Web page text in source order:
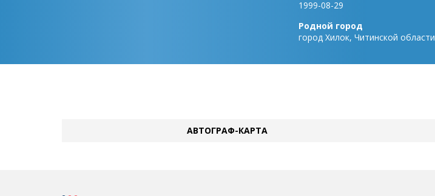
1999-08-29
Родной город
город Хилок, Читинской области
АВТОГРАФ-КАРТА